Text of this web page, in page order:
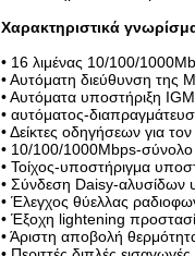
Χαρακτηριστικά
• 16 λιμένας 10/100/
• Αυτόματη διεύθυνση της
• Αυτόματα υποστήριξη
• αυτόματος-
• Δείκτες οδηγήσεων για
• 10/100/1000Mbps-σύνολο
• Τοίχος-υποστήριγμα
• Σύνδεση Daisy-αλυσίδων
• Έλεγχος θύελλας
• Έξοχη lightening
• Άριστη αποβολή